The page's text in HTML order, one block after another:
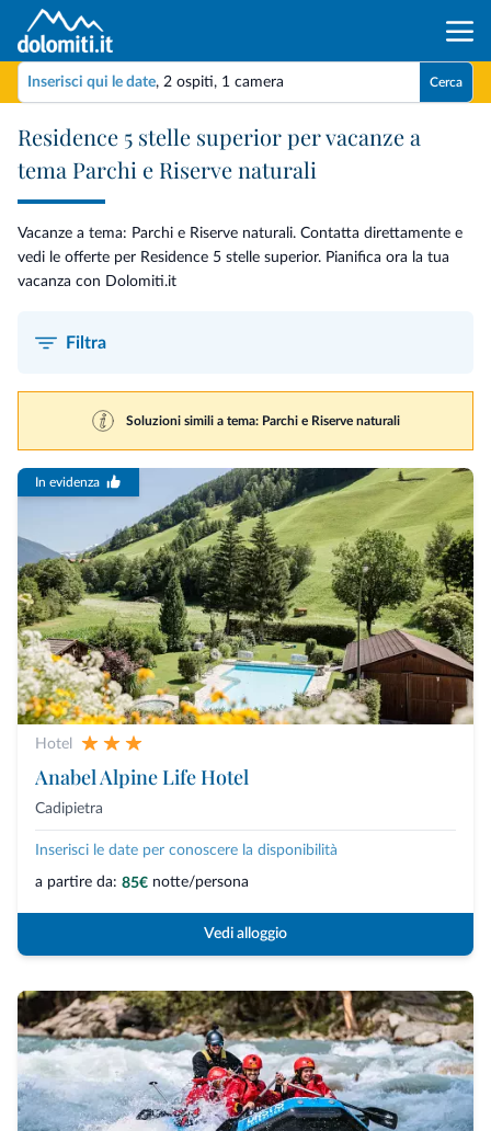
Inserisci qui le date, 2 ospiti, 1 camera Cerca
Residence 5 stelle superior per vacanze a
tema Parchi e Riserve naturali
Vacanze a tema: Parchi e Riserve naturali. Contatta direttamente e
vedi le offerte per Residence 5 stelle superior. Pianifica ora la tua
vacanza con Dolomiti.it
Filtra
Soluzioni simili a tema: Parchi e Riserve naturali
In evidenza
Hotel
Anabel Alpine Life Hotel
Cadipietra
Inserisci le date per conoscere la disponibilità
a partire da: 85€ notte/persona
Vedi alloggio